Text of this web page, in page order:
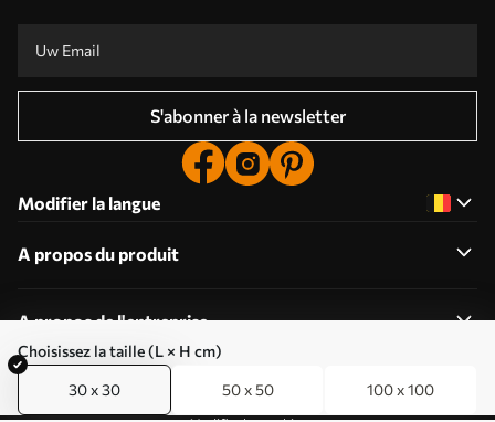
Choisissez la taille (L × H cm)
30 x 30 50 x 50 100 x 100
S'abonner à la newsletter
Modifier la langue
A propos du produit
A propos de l'entreprise